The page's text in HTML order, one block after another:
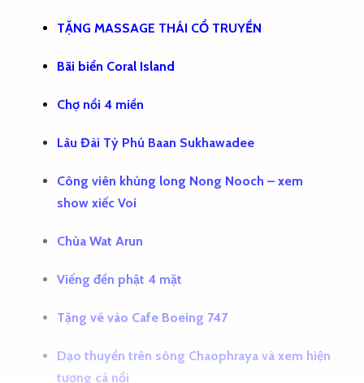
TẶNG MASSAGE THÁI CỔ TRUYỀN
Bãi biển Coral Island
Chợ nổi 4 miền
Lâu Đài Tỷ Phú Baan Sukhawadee
Công viên khủng long Nong Nooch – xem
show xiếc Voi
Chùa Wat Arun
Viếng đền phật 4 mặt
Tặng vé vào Cafe Boeing 747
Dạo thuyền trên sông Chaophraya và xem hiện
tượng cá nổi